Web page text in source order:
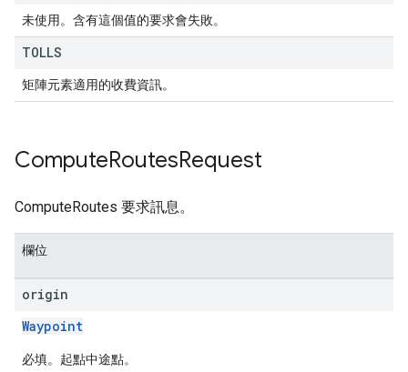
未使用。含有這個值的要求會失敗。
TOLLS
矩陣元素適用的收費資訊。
ComputeRoutesRequest
ComputeRoutes 要求訊息。
欄位
origin
Waypoint
必填。起點中途點。